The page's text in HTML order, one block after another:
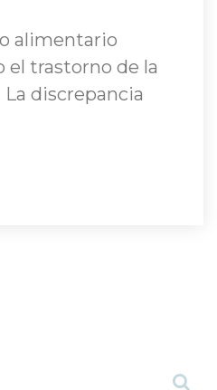
alimentario
el trastorno de la
discrepancia